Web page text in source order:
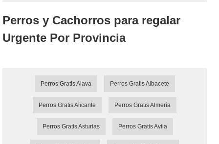
Perros y Cachorros para regalar
Urgente Por Provincia
Perros Gratis Alava Perros Gratis Albacete
Perros Gratis Alicante Perros Gratis Almería
Perros Gratis Asturias Perros Gratis Avila